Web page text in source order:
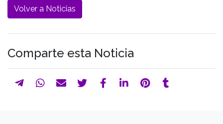
Volver a Noticias
Comparte esta Noticia